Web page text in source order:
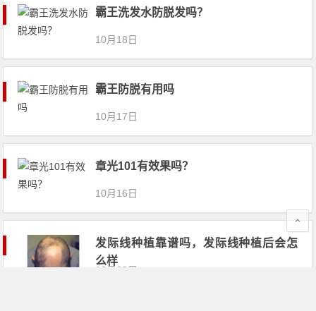
霸王洗发水防脱发吗？
10月18日
霸王防脱有用吗
10月17日
章光101有效果吗？
10月16日
发际线种植靠谱吗，发际线种植后会怎
么样
10月02日